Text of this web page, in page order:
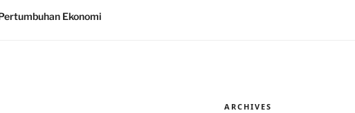
Ekonomi
ARCHIVES